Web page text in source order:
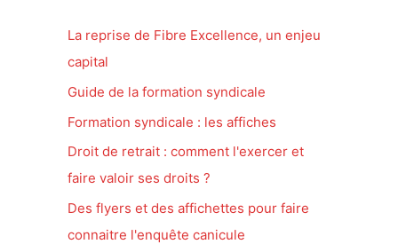
La reprise de Fibre Excellence, un enjeu
capital
Guide de la formation syndicale
Formation syndicale : les affiches
Droit de retrait : comment l'exercer et
faire valoir ses droits ?
Des flyers et des affichettes pour faire
connaitre l'enquête canicule